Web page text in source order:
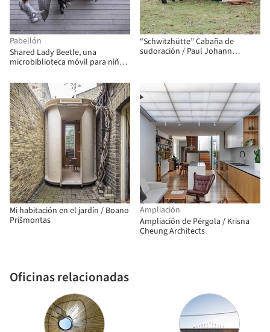
Pabellón
Shared Lady Beetle, una
microbiblioteca móvil para niños
“Schwitzhütte” Cabaña de
sudoración / Paul Johann
Mi habitación en el jardín / Boano
Prišmontas
Oficinas relacionadas
Ampliación
Ampliación de Pérgola / Krisna
Cheung Architects